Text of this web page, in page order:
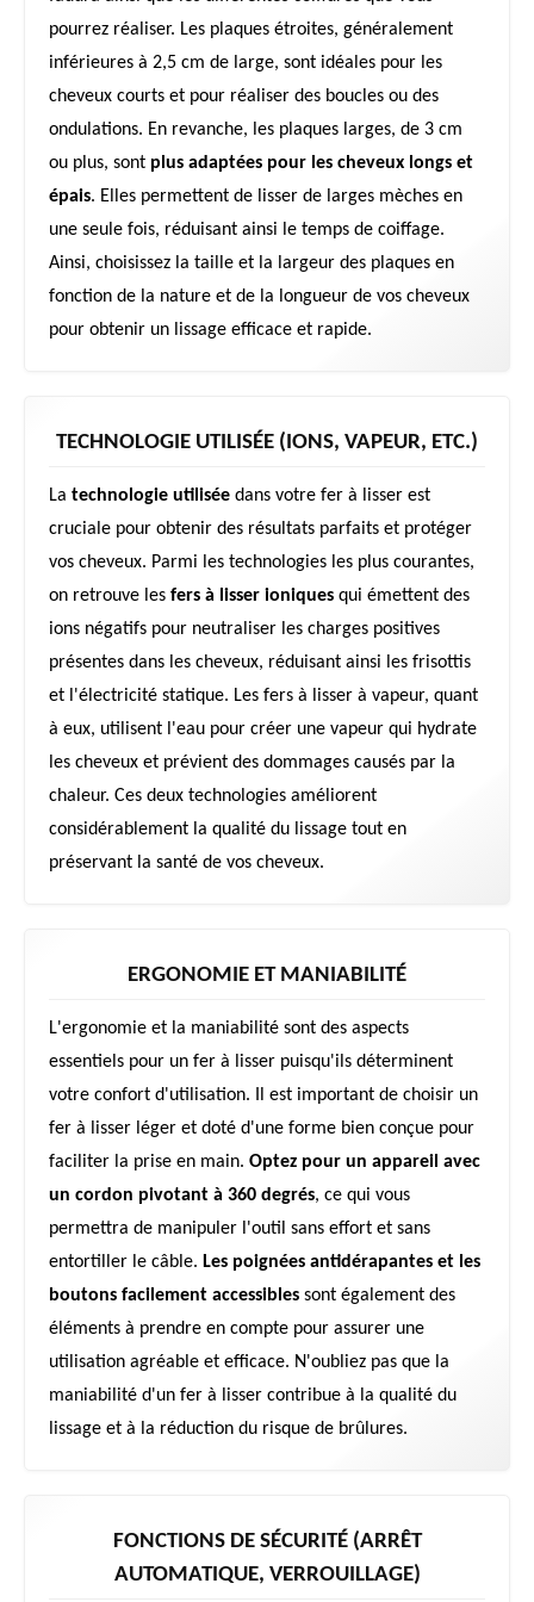
pourrez réaliser. Les plaques étroites, généralement
inférieures à 2,5 cm de large, sont idéales pour les
cheveux courts et pour réaliser des boucles ou des
ondulations. En revanche, les plaques larges, de 3 cm
ou plus, sont plus adaptées pour les cheveux longs et
épais. Elles permettent de lisser de larges mèches en
une seule fois, réduisant ainsi le temps de coiffage.
Ainsi, choisissez la taille et la largeur des plaques en
fonction de la nature et de la longueur de vos cheveux
pour obtenir un lissage efficace et rapide.
TECHNOLOGIE UTILISÉE (IONS, VAPEUR, ETC.)
La technologie utilisée dans votre fer à lisser est
cruciale pour obtenir des résultats parfaits et protéger
vos cheveux. Parmi les technologies les plus courantes,
on retrouve les fers à lisser ioniques qui émettent des
ions négatifs pour neutraliser les charges positives
présentes dans les cheveux, réduisant ainsi les frisottis
et l'électricité statique. Les fers à lisser à vapeur, quant
à eux, utilisent l'eau pour créer une vapeur qui hydrate
les cheveux et prévient des dommages causés par la
chaleur. Ces deux technologies améliorent
considérablement la qualité du lissage tout en
préservant la santé de vos cheveux.
ERGONOMIE ET MANIABILITÉ
L'ergonomie et la maniabilité sont des aspects
essentiels pour un fer à lisser puisqu'ils déterminent
votre confort d'utilisation. Il est important de choisir un
fer à lisser léger et doté d'une forme bien conçue pour
faciliter la prise en main. Optez pour un appareil avec
un cordon pivotant à 360 degrés, ce qui vous
permettra de manipuler l'outil sans effort et sans
entortiller le câble. Les poignées antidérapantes et les
boutons facilement accessibles sont également des
éléments à prendre en compte pour assurer une
utilisation agréable et efficace. N'oubliez pas que la
maniabilité d'un fer à lisser contribue à la qualité du
lissage et à la réduction du risque de brûlures.
FONCTIONS DE SÉCURITÉ (ARRÊT
AUTOMATIQUE, VERROUILLAGE)